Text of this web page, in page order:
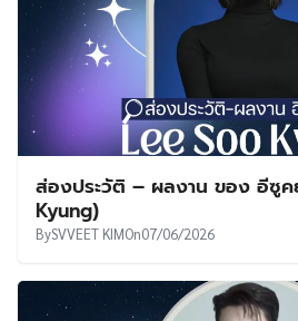
ส่องประวัติ – ผลงาน ของ อีซู
Kyung)
BySVVEET KIMOn07/06/2026